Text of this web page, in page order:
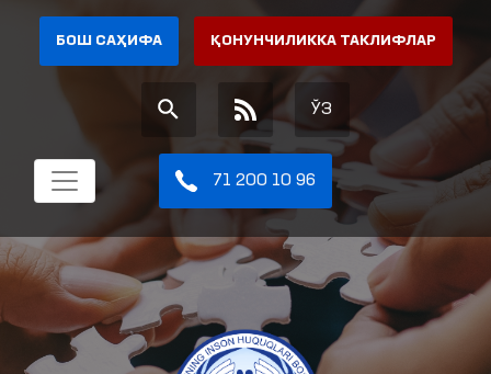
БОШ САҲИФА ҚОНУНЧИЛИККА ТАКЛИФЛАР
ЎЗ
71 200 10 96